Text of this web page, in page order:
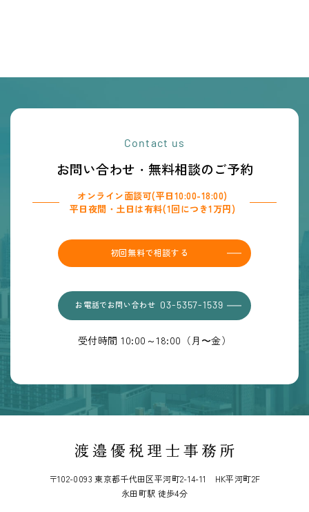
Contact us
お問い合わせ・無料相談のご予約
オンライン面談可(平日10:00-18:00)
平日夜間・土日は有料(1回につき1万円)
初回無料で相談する
お電話でお問い合わせ 03-5357-1539
受付時間 10:00～18:00（月〜金）
〒102-0093 東京都千代田区平河町2-14-11 HK平河町2F
永田町駅 徒歩4分